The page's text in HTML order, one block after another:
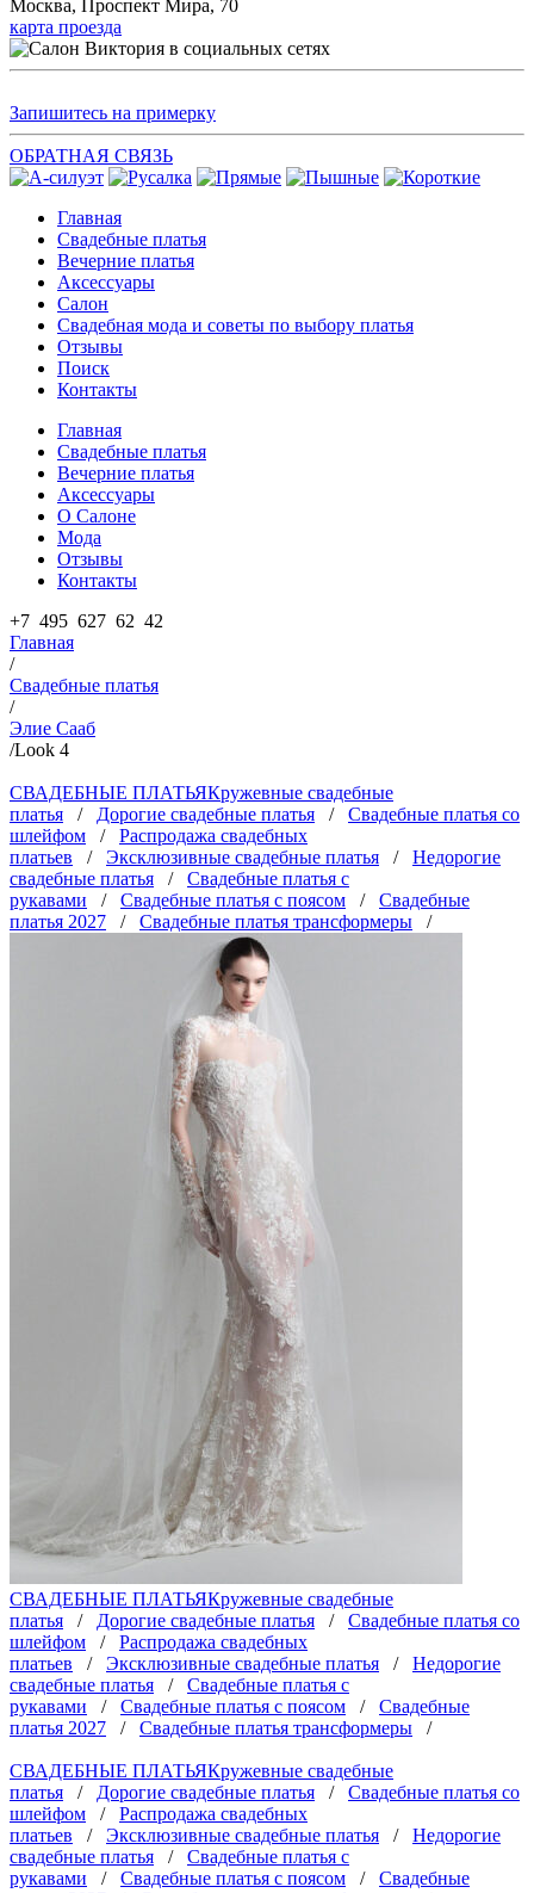
Москва, Проспект Мира, 70
карта проезда
Запишитесь на примерку
ОБРАТНАЯ СВЯЗЬ
Главная
Свадебные платья
Вечерние платья
Аксессуары
Салон
Свадебная мода и советы по выбору платья
Отзывы
Поиск
Контакты
Главная
Свадебные платья
Вечерние платья
Аксессуары
О Салоне
Мода
Отзывы
Контакты
+7 495 627 62 42
Главная
/
Свадебные платья
/
Элие Сааб
/Look 4
СВАДЕБНЫЕ ПЛАТЬЯКружевные свадебные
платья / Дорогие свадебные платья / Свадебные платья со
шлейфом / Распродажа свадебных
платьев / Эксклюзивные свадебные платья / Недорогие
свадебные платья / Свадебные платья с
рукавами / Свадебные платья с поясом / Свадебные
платья 2027 / Свадебные платья трансформеры /
СВАДЕБНЫЕ ПЛАТЬЯКружевные свадебные
платья / Дорогие свадебные платья / Свадебные платья со
шлейфом / Распродажа свадебных
платьев / Эксклюзивные свадебные платья / Недорогие
свадебные платья / Свадебные платья с
рукавами / Свадебные платья с поясом / Свадебные
платья 2027 / Свадебные платья трансформеры /
СВАДЕБНЫЕ ПЛАТЬЯКружевные свадебные
платья / Дорогие свадебные платья / Свадебные платья со
шлейфом / Распродажа свадебных
платьев / Эксклюзивные свадебные платья / Недорогие
свадебные платья / Свадебные платья с
рукавами / Свадебные платья с поясом / Свадебные